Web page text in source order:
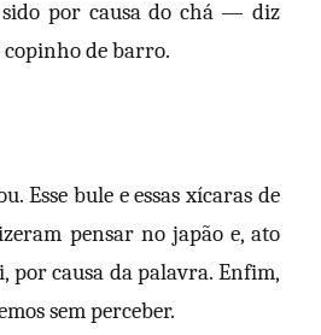
por causa do chá — diz
copinho de barro.
Esse bule e essas xícaras de
pensar no japão e, ato
por causa da palavra. Enfim,
sem perceber.